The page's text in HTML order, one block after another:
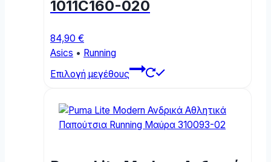
1011C160-020
84,90 €
Asics • Running
Επιλογή μεγέθους
This
multiple
variants.